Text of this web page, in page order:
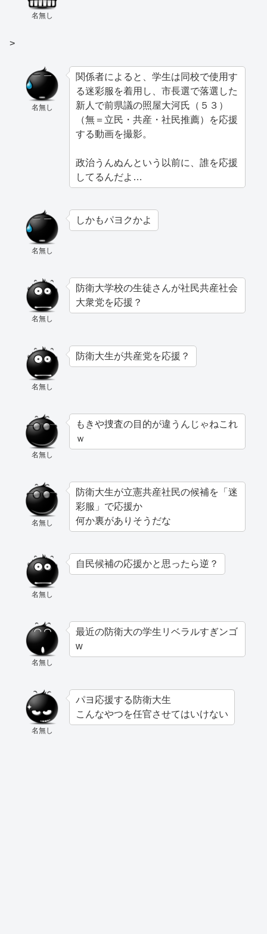
名無し
>
名無し
関係者によると、学生は同校で使用す
る迷彩服を着用し、市長選で落選した
新人で前県議の照屋大河氏（５３）
（無＝立民・共産・社民推薦）を応援
する動画を撮影。
政治うんぬんという以前に、誰を応援
してるんだよ…
名無し
しかもパヨクかよ
名無し
防衛大学校の生徒さんが社民共産社会
大衆党を応援？
名無し
防衛大生が共産党を応援？
名無し
もきや捜査の目的が違うんじゃねこれ
ｗ
名無し
防衛大生が立憲共産社民の候補を「迷
彩服」で応援か
何か裏がありそうだな
名無し
自民候補の応援かと思ったら逆？
名無し
最近の防衛大の学生リベラルすぎンゴ
w
名無し
パヨ応援する防衛大生
こんなやつを任官させてはいけない